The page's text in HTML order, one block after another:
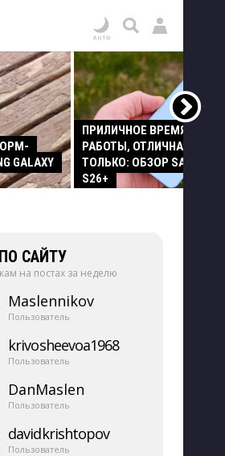
GALAXY
ПРИЛИЧНОЕ ВРЕМЯ
РАБОТЫ, ОТЛИЧНАЯ
ТОЛЬКО: ОБЗОР SAMSUNG
S26+
САЙТУ
на постах за неделю
Maslennikov
Пользователь
krivosheevoa1968
Пользователь
DanMaslen
Пользователь
davidkrishtopov
Пользователь